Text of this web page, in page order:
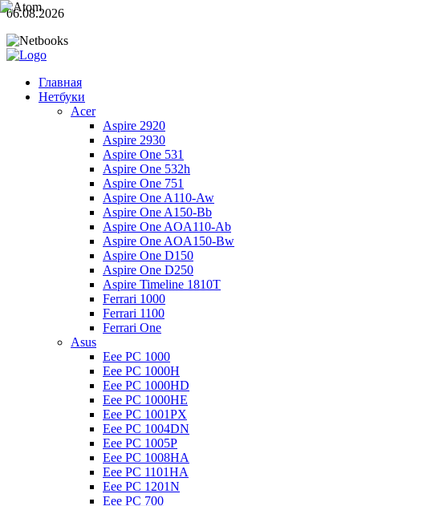
06.08.2026
Главная
Нетбуки
Acer
Aspire 2920
Aspire 2930
Aspire One 531
Aspire One 532h
Aspire One 751
Aspire One A110-Aw
Aspire One A150-Bb
Aspire One AOA110-Ab
Aspire One AOA150-Bw
Aspire One D150
Aspire One D250
Aspire Timeline 1810T
Ferrari 1000
Ferrari 1100
Ferrari One
Asus
Eee PC 1000
Eee PC 1000H
Eee PC 1000HD
Eee PC 1000HE
Eee PC 1001PX
Eee PC 1004DN
Eee PC 1005P
Eee PC 1008HA
Eee PC 1101HA
Eee PC 1201N
Eee PC 700